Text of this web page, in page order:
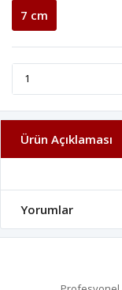
7 cm
Ürün Açıklaması
Yorumlar